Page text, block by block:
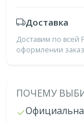
Доставка
Доставим по всей
оформлении
ПОЧЕМУ